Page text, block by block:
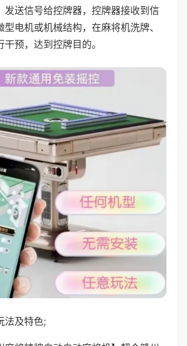
发送信号给控牌器，控牌器接收到信
电机或机械结构，在麻将机洗牌、
预，达到控牌目的。
法及特色;